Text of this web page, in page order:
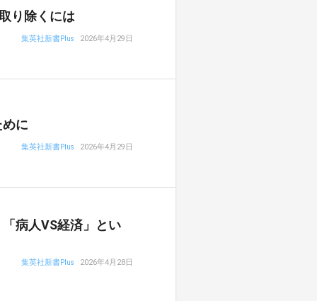
り除くには
集英社新書Plus 2026年4月29日
に
集英社新書Plus 2026年4月29日
病人VS経済」とい
集英社新書Plus 2026年4月28日